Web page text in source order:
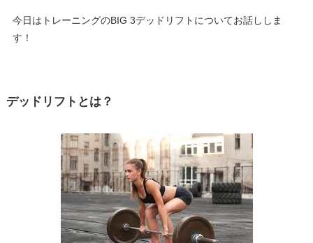
今日はトレーニングのBIG 3デッドリフトについてお話ししま
す！
デッドリフトとは？